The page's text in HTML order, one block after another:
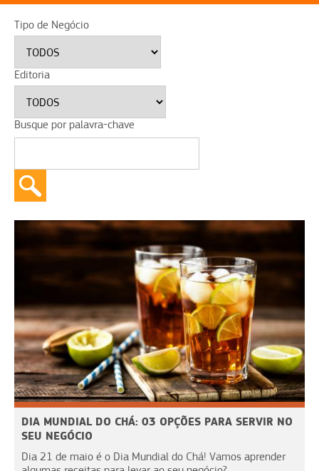
Tipo de Negócio
Editoria
Busque por palavra-chave
DIA MUNDIAL DO CHÁ: 03 OPÇÕES PARA SERVIR NO
SEU NEGÓCIO
Dia 21 de maio é o Dia Mundial do Chá! Vamos aprender